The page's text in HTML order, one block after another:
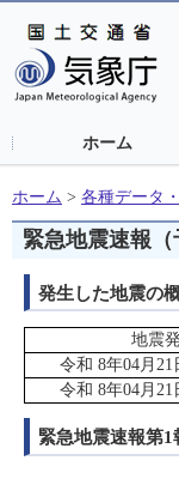
ホーム
ホーム > 各種データ
緊急地震速報
発生した地震の
地震
令和 8年04月21
令和 8年04月21
緊急地震速報第